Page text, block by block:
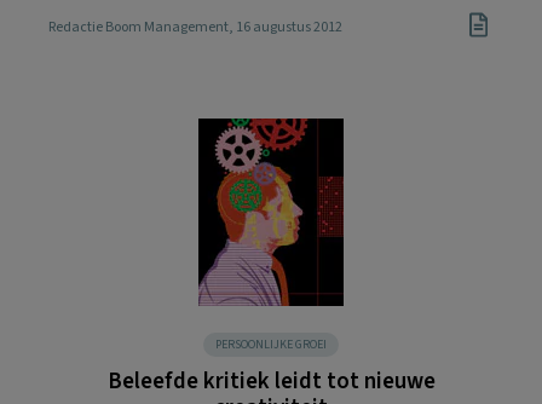
Redactie Boom Management, 16 augustus 2012
PERSOONLIJKE GROEI
Beleefde kritiek leidt tot nieuwe